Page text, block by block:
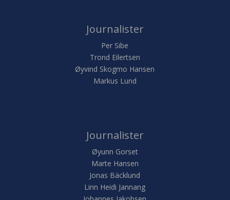
Journalister
Per Sibe
Trond Eilertsen
Øyvind Skogmo Hansen
Markus Lund
Journalister
Øyunn Gorset
Marte Hansen
Jonas Bäcklund
Linn Heidi Jannang